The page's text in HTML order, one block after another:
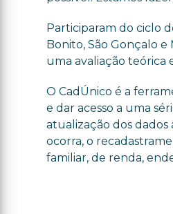
Participaram do ciclo
Bonito, São Gonçalo
uma avaliação teórica
O CadÚnico é a
e dar acesso a uma
atualização dos dados
ocorra, o
familiar, de renda,